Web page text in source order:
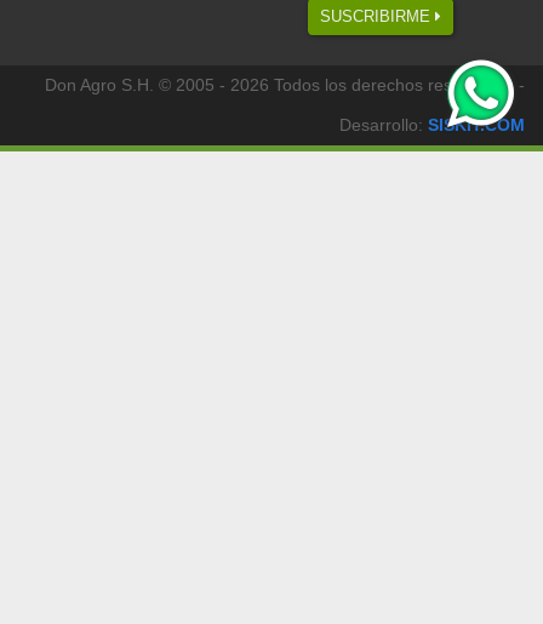
SUSCRIBIRME
Don Agro S.H. © 2005 - 2026 Todos los derechos reservados -
Desarrollo: SISKIT.COM